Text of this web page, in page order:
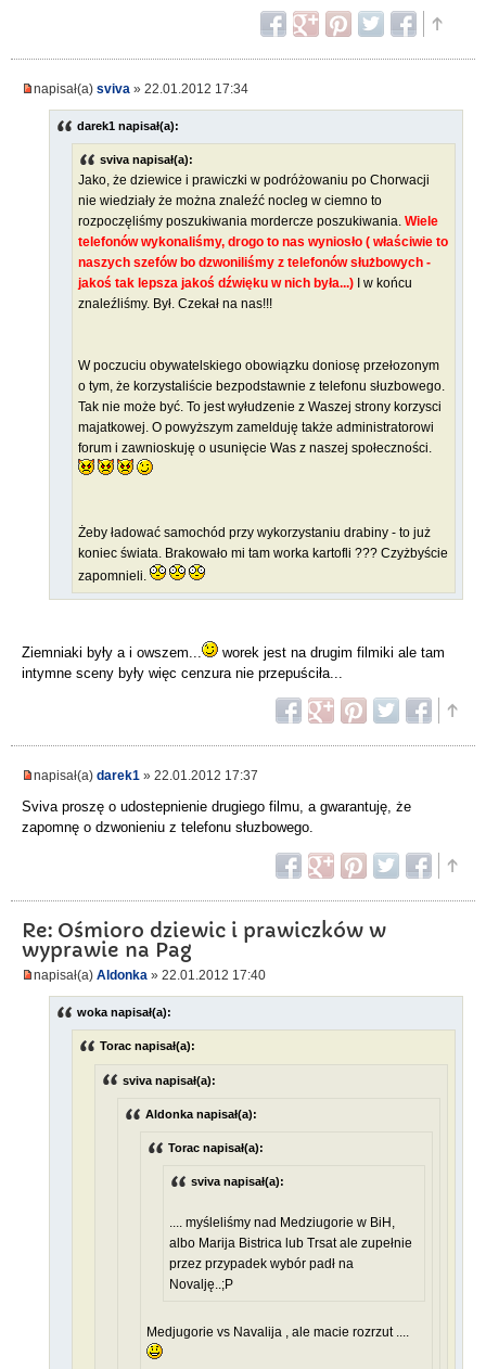
napisał(a) sviva » 22.01.2012 17:34
darek1 napisał(a):
sviva napisał(a):
Jako, że dziewice i prawiczki w podróżowaniu po Chorwacji
nie wiedziały że można znaleźć nocleg w ciemno to
rozpoczęliśmy poszukiwania mordercze poszukiwania. Wiele
telefonów wykonaliśmy, drogo to nas wyniosło ( właściwie to
naszych szefów bo dzwoniliśmy z telefonów służbowych -
jakoś tak lepsza jakoś dźwięku w nich była...)
I w końcu
znaleźliśmy. Był. Czekał na nas!!!
W poczuciu obywatelskiego obowiązku doniosę przełozonym
o tym, że korzystaliście bezpodstawnie z telefonu słuzbowego.
Tak nie może być. To jest wyłudzenie z Waszej strony korzysci
majatkowej. O powyższym zamelduję także administratorowi
forum i zawnioskuję o usunięcie Was z naszej społeczności.
Żeby ładować samochód przy wykorzystaniu drabiny - to już
koniec świata. Brakowało mi tam worka kartofli ??? Czyżbyście
zapomnieli.
Ziemniaki były a i owszem...
worek jest na drugim filmiki ale tam
intymne sceny były więc cenzura nie przepuściła...
napisał(a) darek1 » 22.01.2012 17:37
Sviva proszę o udostepnienie drugiego filmu, a gwarantuję, że
zapomnę o dzwonieniu z telefonu słuzbowego.
Re: Ośmioro dziewic i prawiczków w
wyprawie na Pag
napisał(a) Aldonka » 22.01.2012 17:40
woka napisał(a):
Torac napisał(a):
sviva napisał(a):
Aldonka napisał(a):
Torac napisał(a):
sviva napisał(a):
.... myśleliśmy nad Medziugorie w BiH,
albo Marija Bistrica lub Trsat ale zupełnie
przez przypadek wybór padł na
Novalję..;P
Medjugorie vs Navalija , ale macie rozrzut ....